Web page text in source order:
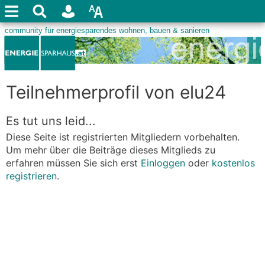
Teilnehmerprofil von elu24
Es tut uns leid...
Diese Seite ist registrierten Mitgliedern vorbehalten.
Um mehr über die Beiträge dieses Mitglieds zu
erfahren müssen Sie sich erst Einloggen oder kostenlos
registrieren.